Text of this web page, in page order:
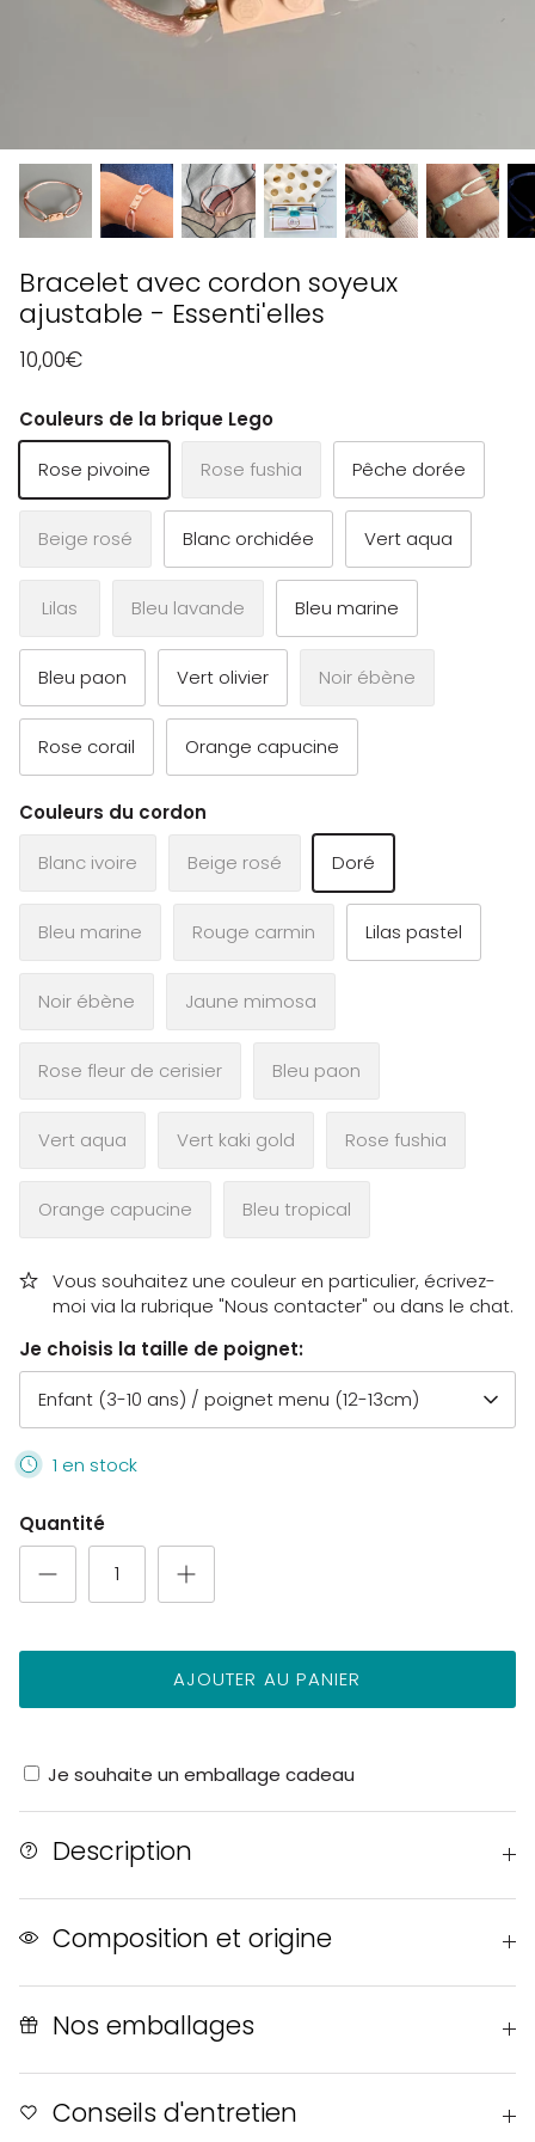
Bracelet avec cordon soyeux
ajustable - Essenti'elles
10,00€
Couleurs de la brique Lego
Rose pivoine
Rose fushia Pêche dorée
Beige rosé Blanc orchidée Vert aqua
Lilas Bleu lavande Bleu marine
Bleu paon Vert olivier Noir ébène
Rose corail Orange capucine
Couleurs du cordon
Blanc ivoire
Beige rosé Doré
Bleu marine Rouge carmin Lilas pastel
Noir ébène Jaune mimosa
Rose fleur de cerisier Bleu paon
Vert aqua Vert kaki gold Rose fushia
Orange capucine Bleu tropical
Vous souhaitez une couleur en particulier, écrivez-
moi via la rubrique "Nous contacter" ou dans le chat.
Je choisis la taille de poignet:
Enfant (3-10 ans) / poignet menu (12-13cm)
1 en stock
Quantité
AJOUTER AU PANIER
Je souhaite un emballage cadeau
Description
Composition et origine
Nos emballages
Conseils d'entretien